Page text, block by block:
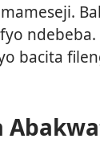
bacita